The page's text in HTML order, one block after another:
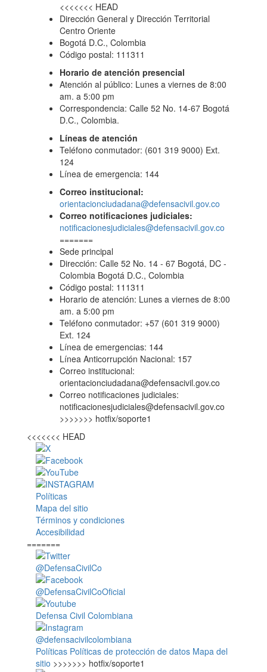
<<<<<<< HEAD
Dirección General y Dirección Territorial
Centro Oriente
Bogotá D.C., Colombia
Código postal: 111311
Horario de atención presencial
Atención al público: Lunes a viernes de 8:00
am. a 5:00 pm
Correspondencia: Calle 52 No. 14-67 Bogotá
D.C., Colombia.
Líneas de atención
Teléfono conmutador: (601 319 9000) Ext.
124
Línea de emergencia: 144
Correo institucional:
orientacionciudadana@defensacivil.gov.co
Correo notificaciones judiciales:
notificacionesjudiciales@defensacivil.gov.co
=======
Sede principal
Dirección: Calle 52 No. 14 - 67 Bogotá, DC -
Colombia Bogotá D.C., Colombia
Código postal: 111311
Horario de atención: Lunes a viernes de 8:00
am. a 5:00 pm
Teléfono conmutador: +57 (601 319 9000)
Ext. 124
Línea de emergencias: 144
Línea Anticorrupción Nacional: 157
Correo institucional:
orientacionciudadana@defensacivil.gov.co
Correo notificaciones judiciales:
notificacionesjudiciales@defensacivil.gov.co
>>>>>>> hotfix/soporte1
<<<<<<< HEAD
Políticas
Mapa del sitio
Términos y condiciones
Accesibilidad
=======
@DefensaCivilCo
@DefensaCivilCoOficial
Defensa Civil Colombiana
@defensacivilcolombiana
Políticas Políticas de protección de datos Mapa del
sitio >>>>>>> hotfix/soporte1